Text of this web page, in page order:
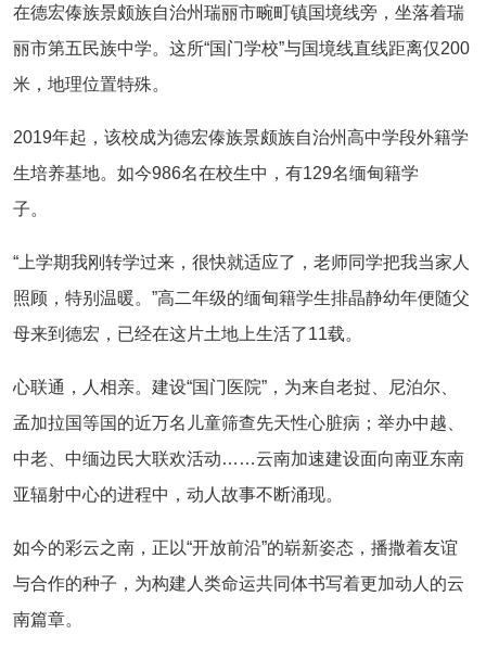
在德宏傣族景颇族自治州瑞丽市畹町镇国境线旁，坐落着瑞
丽市第五民族中学。这所“国门学校”与国境线直线距离仅200
米，地理位置特殊。
2019年起，该校成为德宏傣族景颇族自治州高中学段外籍学
生培养基地。如今986名在校生中，有129名缅甸籍学
子。
“上学期我刚转学过来，很快就适应了，老师同学把我当家人
照顾，特别温暖。”高二年级的缅甸籍学生排晶静幼年便随父
母来到德宏，已经在这片土地上生活了11载。
心联通，人相亲。建设“国门医院”，为来自老挝、尼泊尔、
孟加拉国等国的近万名儿童筛查先天性心脏病；举办中越、
中老、中缅边民大联欢活动……云南加速建设面向南亚东南
亚辐射中心的进程中，动人故事不断涌现。
如今的彩云之南，正以“开放前沿”的崭新姿态，播撒着友谊
与合作的种子，为构建人类命运共同体书写着更加动人的云
南篇章。